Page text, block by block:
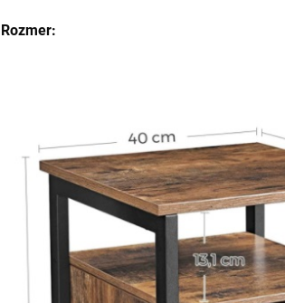
Rozmer: